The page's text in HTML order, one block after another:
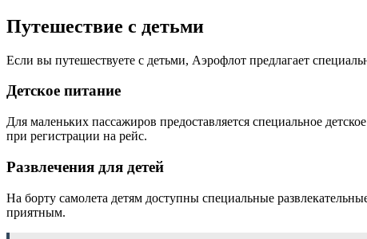
Путешествие с детьми
Если вы путешествуете с детьми, Аэрофлот предлагает
Детское питание
Для маленьких пассажиров предоставляется специальное
при регистрации на рейс.
Развлечения для детей
На борту самолета детям доступны специальные
приятным.